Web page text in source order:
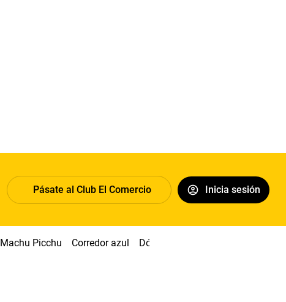
Pásate al Club El Comercio Inicia sesión
Machu Picchu Corredor azul Dólar